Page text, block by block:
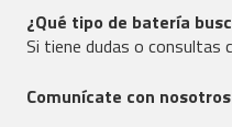
¿Qué tipo de batería
Si tiene dudas o consultas
Comunícate con nosotros